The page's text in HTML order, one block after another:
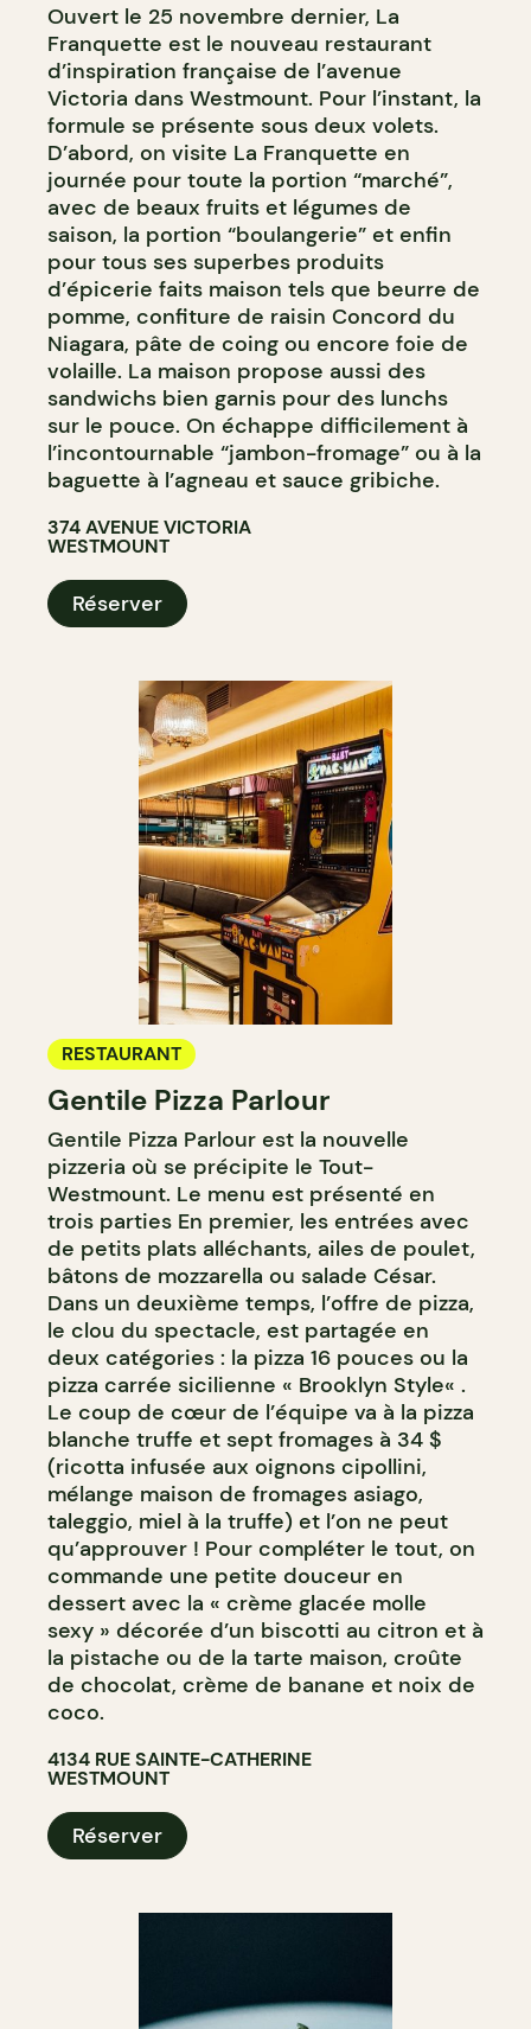
Ouvert le 25 novembre dernier, La
Franquette est le nouveau restaurant
d’inspiration française de l’avenue
Victoria dans Westmount. Pour l’instant, la
formule se présente sous deux volets.
D’abord, on visite La Franquette en
journée pour toute la portion “marché”,
avec de beaux fruits et légumes de
saison, la portion “boulangerie” et enfin
pour tous ses superbes produits
d’épicerie faits maison tels que beurre de
pomme, confiture de raisin Concord du
Niagara, pâte de coing ou encore foie de
volaille. La maison propose aussi des
sandwichs bien garnis pour des lunchs
sur le pouce. On échappe difficilement à
l’incontournable “jambon-fromage” ou à la
baguette à l’agneau et sauce gribiche.
374 AVENUE VICTORIA
WESTMOUNT
Réserver
RESTAURANT
Gentile Pizza Parlour
Gentile Pizza Parlour est la nouvelle
pizzeria où se précipite le Tout-
Westmount. Le menu est présenté en
trois parties En premier, les entrées avec
de petits plats alléchants, ailes de poulet,
bâtons de mozzarella ou salade César.
Dans un deuxième temps, l’offre de pizza,
le clou du spectacle, est partagée en
deux catégories : la pizza 16 pouces ou la
pizza carrée sicilienne « Brooklyn Style« .
Le coup de cœur de l’équipe va à la pizza
blanche truffe et sept fromages à 34 $
(ricotta infusée aux oignons cipollini,
mélange maison de fromages asiago,
taleggio, miel à la truffe) et l’on ne peut
qu’approuver ! Pour compléter le tout, on
commande une petite douceur en
dessert avec la « crème glacée molle
sexy » décorée d’un biscotti au citron et à
la pistache ou de la tarte maison, croûte
de chocolat, crème de banane et noix de
coco.
4134 RUE SAINTE-CATHERINE
WESTMOUNT
Réserver